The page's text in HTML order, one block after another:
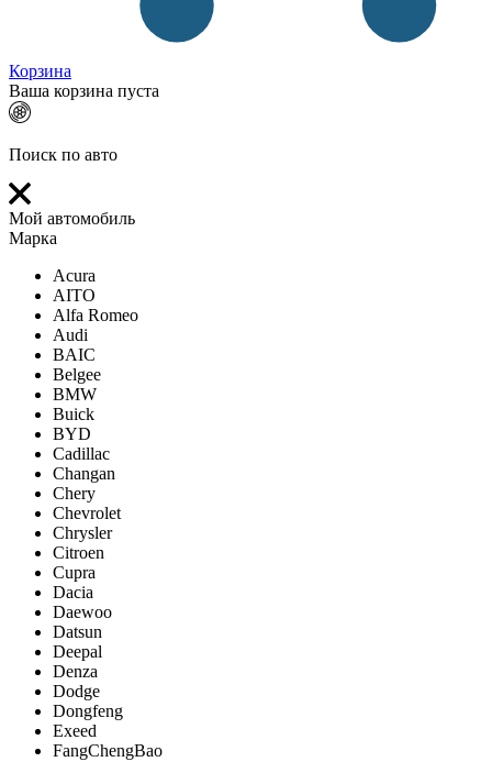
Корзина
Ваша корзина пуста
Поиск по авто
Мой автомобиль
Марка
Acura
AITO
Alfa Romeo
Audi
BAIC
Belgee
BMW
Buick
BYD
Cadillac
Changan
Chery
Chevrolet
Chrysler
Citroen
Cupra
Dacia
Daewoo
Datsun
Deepal
Denza
Dodge
Dongfeng
Exeed
FangChengBao